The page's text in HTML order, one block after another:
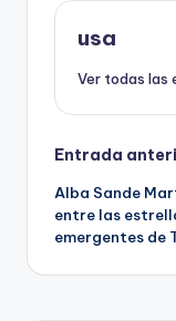
usa
Ver todas las
de
Entrada
Alba Sande
entre las
emergentes de